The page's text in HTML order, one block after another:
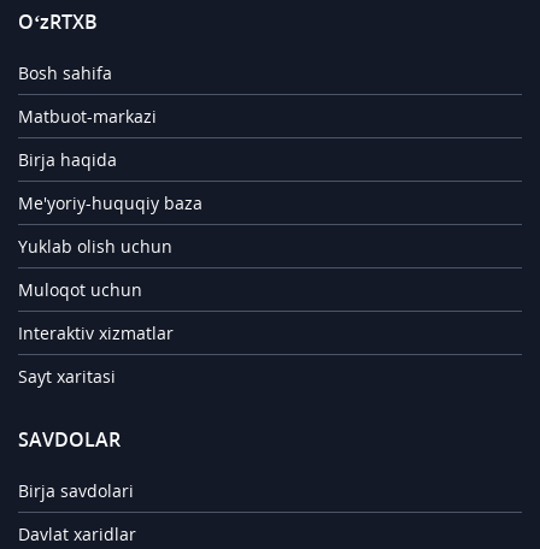
O‘zRTXB
Bosh sahifa
Matbuot-markazi
Birja haqida
Me'yoriy-huquqiy baza
Yuklab olish uchun
Muloqot uchun
Interaktiv xizmatlar
Sayt xaritasi
SAVDOLAR
Birja savdolari
Davlat xaridlar